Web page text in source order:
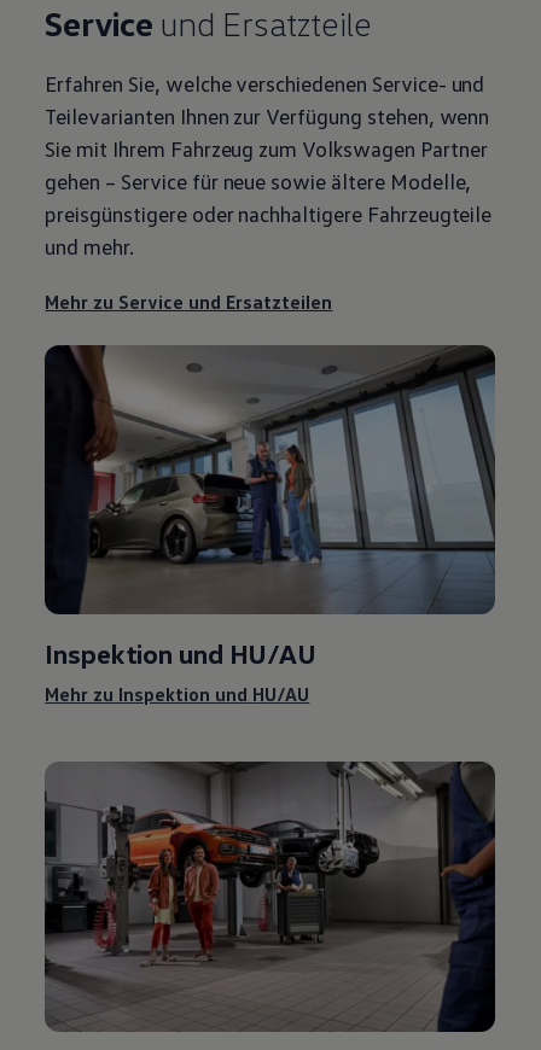
Service und Ersatzteile
Erfahren Sie, welche verschiedenen Service- und
Teilevarianten Ihnen zur Verfügung stehen, wenn
Sie mit Ihrem Fahrzeug zum Volkswagen Partner
gehen – Servicefür neue sowie ältere Modelle,
preisgünstigere oder nachhaltigere Fahrzeugteile
und mehr.
Mehr zu Service und Ersatzteilen
Inspektion und HU/AU
Mehr zu Inspektion und HU/AU